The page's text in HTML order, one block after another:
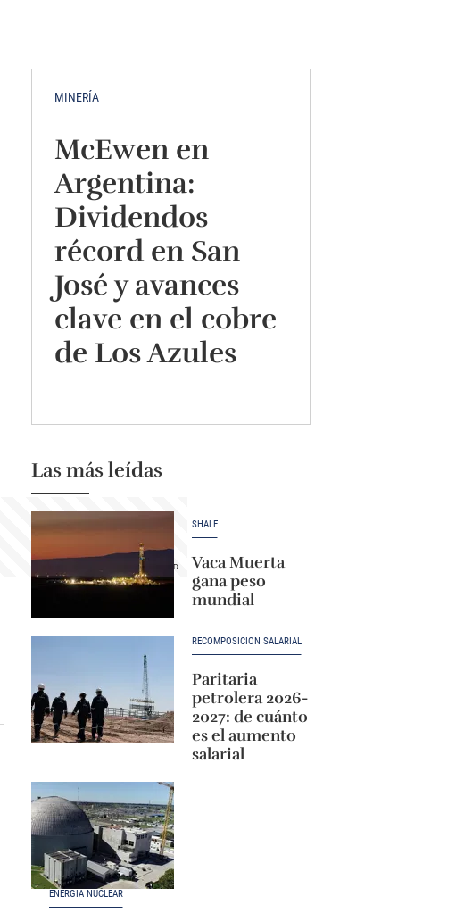
MINERÍA
McEwen en
Argentina:
Dividendos
récord en San
José y avances
clave en el cobre
de Los Azules
Las más leídas
SHALE
Vaca Muerta
gana peso
mundial
RECOMPOSICIÓN SALARIAL
Paritaria
petrolera 2026-
2027: de cuánto
es el aumento
salarial
ENERGÍA NUCLEAR